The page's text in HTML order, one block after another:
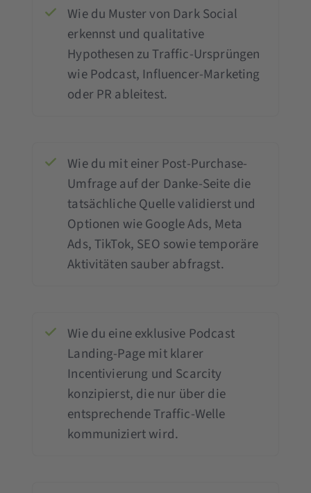
Wie du Muster von Dark Social
erkennst und qualitative
Hypothesen zu Traffic-Ursprüngen
wie Podcast, Influencer-Marketing
oder PR ableitest.
Wie du mit einer Post-Purchase-
Umfrage auf der Danke-Seite die
tatsächliche Quelle validierst und
Optionen wie Google Ads, Meta
Ads, TikTok, SEO sowie temporäre
Aktivitäten sauber abfragst.
Wie du eine exklusive Podcast
Landing-Page mit klarer
Incentivierung und Scarcity
konzipierst, die nur über die
entsprechende Traffic-Welle
kommuniziert wird.